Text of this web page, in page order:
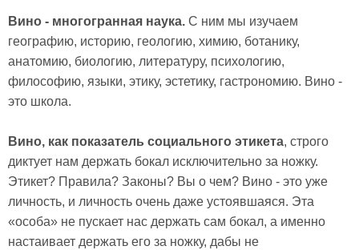
Вино - многогранная наука. С ним мы изучаем
географию, историю, геологию, химию, ботанику,
анатомию, биологию, литературу, психологию,
философию, языки, этику, эстетику, гастрономию. Вино -
это школа.
Вино, как показатель социального этикета, строго
диктует нам держать бокал исключительно за ножку.
Этикет? Правила? Законы? Вы о чем? Вино - это уже
личность, и личность очень даже устоявшаяся. Эта
«особа» не пускает нас держать сам бокал, а именно
настаивает держать его за ножку, дабы не